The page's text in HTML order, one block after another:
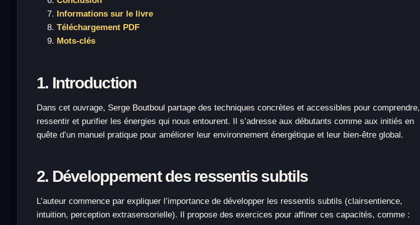
Informations sur le livre
Téléchargement PDF
Mots-clés
1. Introduction
Dans cet ouvrage, Serge Boutboul partage des techniques concrètes et accessibles pour comprendre,
ressentir et purifier les énergies qui nous entourent. Il s’adresse aux débutants comme aux initiés en
quête d’un manuel pratique pour améliorer leur environnement énergétique et leur bien-être global.
2. Développement des ressentis subtils
L’auteur commence par expliquer l’importance de développer les ressentis subtils (clairsentience,
intuition, perception extrasensorielle). Il propose des exercices pour affiner ces capacités, comme :